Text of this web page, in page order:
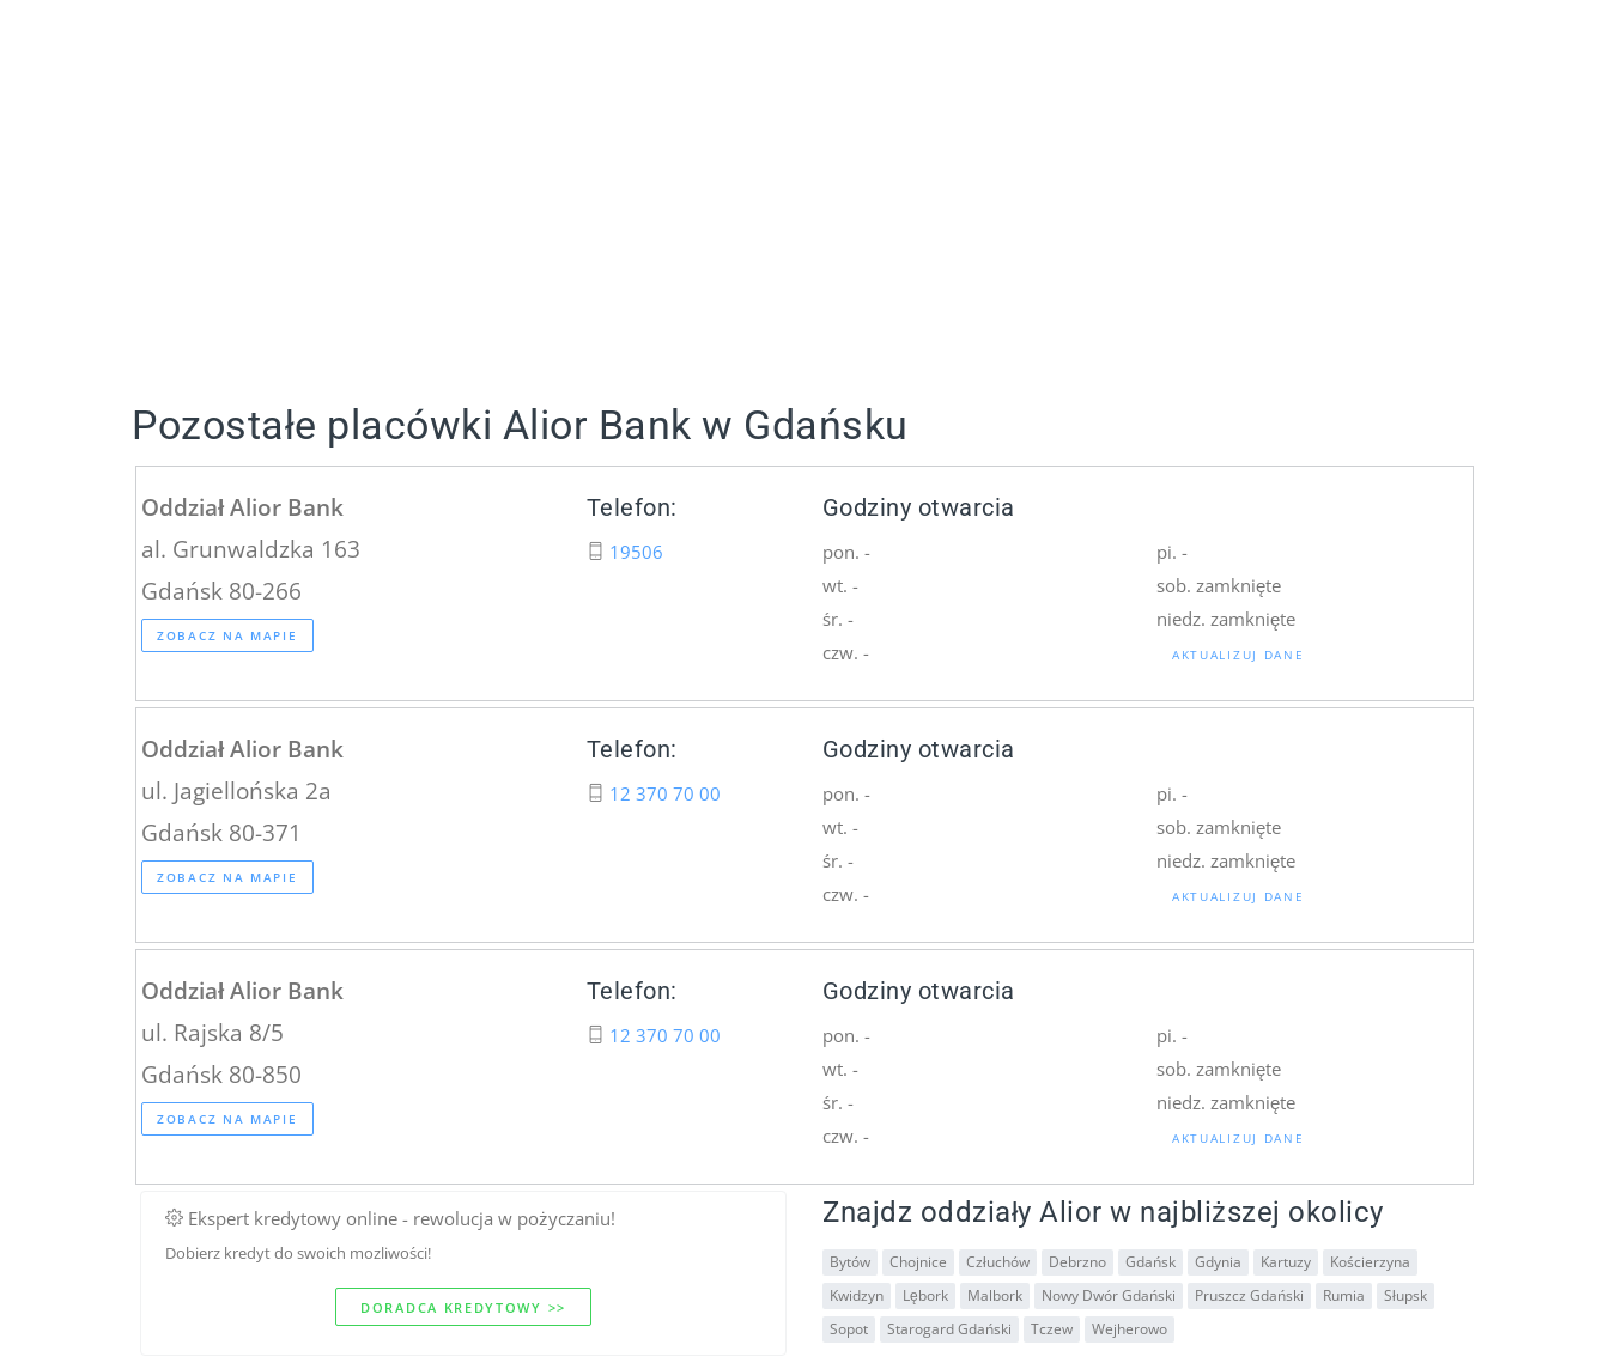
Pozostałe placówki Alior Bank w Gdańsku
Oddział Alior Bank
al. Grunwaldzka 163
Gdańsk 80-266
ZOBACZ NA MAPIE
Telefon:
19506
Godziny otwarcia
pon. -
wt. -
śr. -
czw. -
pi. -
sob. zamknięte
niedz. zamknięte
AKTUALIZUJ DANE
Oddział Alior Bank
ul. Jagiellońska 2a
Gdańsk 80-371
ZOBACZ NA MAPIE
Telefon:
12 370 70 00
Godziny otwarcia
pon. -
wt. -
śr. -
czw. -
pi. -
sob. zamknięte
niedz. zamknięte
AKTUALIZUJ DANE
Oddział Alior Bank
ul. Rajska 8/5
Gdańsk 80-850
ZOBACZ NA MAPIE
Telefon:
12 370 70 00
Godziny otwarcia
pon. -
wt. -
śr. -
czw. -
pi. -
sob. zamknięte
niedz. zamknięte
AKTUALIZUJ DANE
Ekspert kredytowy online - rewolucja w pożyczaniu!
Dobierz kredyt do swoich mozliwości!
DORADCA KREDYTOWY >>
Znajdz oddziały Alior w najbliższej okolicy
Bytów Chojnice Człuchów Debrzno Gdańsk Gdynia Kartuzy
Kościerzyna
Kwidzyn
Lębork Malbork Nowy Dwór Gdański Pruszcz Gdański Rumia
Słupsk
Sopot
Starogard Gdański Tczew Wejherowo